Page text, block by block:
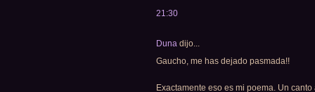
21:30
Duna dijo...
Gaucho, me has dejado pasmada!!
Exactamente eso es mi poema. Un